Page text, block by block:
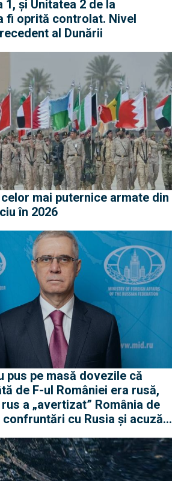
1, și Unitatea 2 de la
fi oprită controlat. Nivel
al Dunării
mai puternice armate din
în 2026
pus pe masă dovezile că
de F-ul României era rusă,
a „avertizat” România de
cu Rusia și acuză